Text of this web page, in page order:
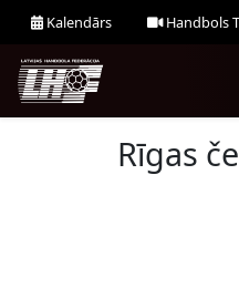
Kalendārs Handbols
Rīgas